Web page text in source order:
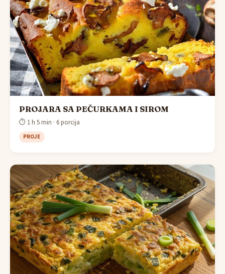
PROJARA SA PEČURKAMA I SIROM
⏱ 1 h 5 min · 6 porcija
PROJE